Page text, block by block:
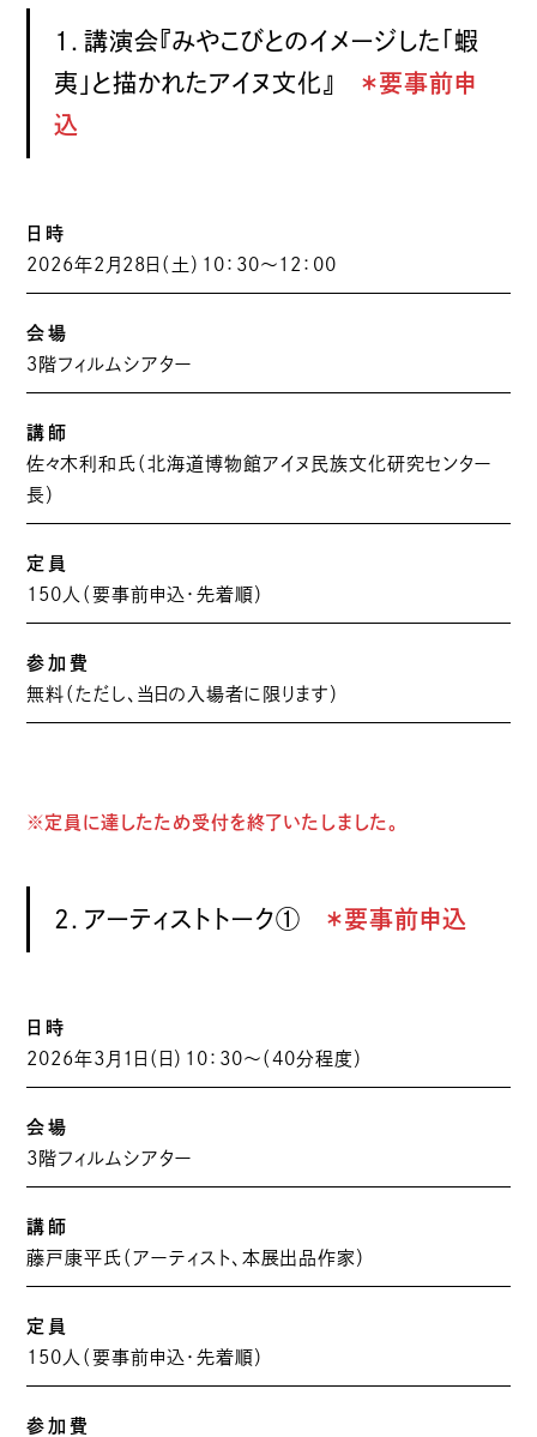
1．講演会『みやこびとのイメージした「蝦
夷」と描かれたアイヌ文化』 ＊要事前申
込
日時
2026年2月28日（土）10：30〜12：00
会場
３階フィルムシアター
講師
佐々木利和氏（北海道博物館アイヌ民族文化研究センター
長）
定員
150人（要事前申込・先着順）
参加費
無料（ただし、当日の入場者に限ります）
※定員に達したため受付を終了いたしました。
2．アーティストトーク① ＊要事前申込
日時
2026年3月1日（日）10：30〜（40分程度）
会場
3階フィルムシアター
講師
藤戸康平氏（アーティスト、本展出品作家）
定員
150人（要事前申込・先着順）
参加費